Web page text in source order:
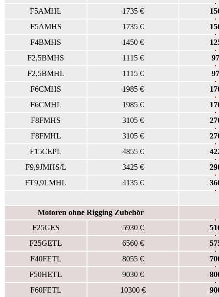
F5AMHL
1735 €
F5AMHS
1735 €
F4BMHS
1450 €
F2,5BMHS
1115 €
F2,5BMHL
1115 €
F6CMHS
1985 €
F6CMHL
1985 €
F8FMHS
3105 €
F8FMHL
3105 €
F15CEPL
4855 €
F9,9JMHS/L
3425 €
FT9,9LMHL
4135 €
Motoren ohne Rigging Zubehör
F25GES
5930 €
F25GETL
6560 €
F40FETL
8055 €
F50HETL
9030 €
F60FETL
10300 €